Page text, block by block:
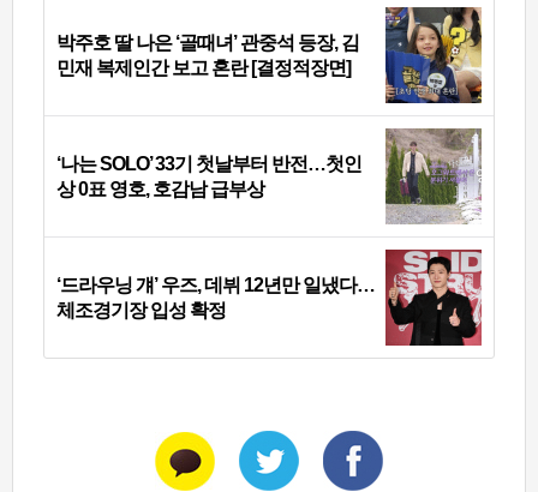
박주호 딸 나은 ‘골때녀’ 관중석 등장, 김
민재 복제인간 보고 혼란 [결정적장면]
‘나는 SOLO’ 33기 첫날부터 반전…첫인
상 0표 영호, 호감남 급부상
‘드라우닝 걔’ 우즈, 데뷔 12년만 일냈다…
체조경기장 입성 확정